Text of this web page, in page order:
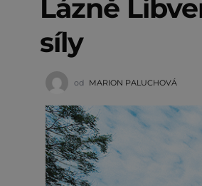
Lázně
síly
od MARION PALUCHOVÁ